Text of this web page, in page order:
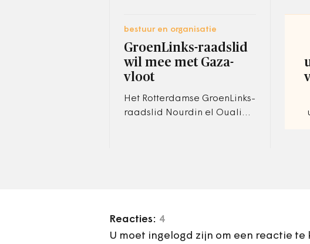
bestuur en organisatie
GroenLinks-raadslid
wil mee met Gaza-
vloot
Het Rotterdamse GroenLinks-
raadslid Nourdin el Ouali
Reacties: 4
U moet ingelogd zijn om een reactie te